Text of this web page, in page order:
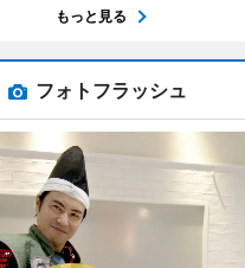
もっと見る
フォトフラッシュ